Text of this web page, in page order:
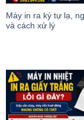
Máy in ra ký tự lạ,
và cách xử lý